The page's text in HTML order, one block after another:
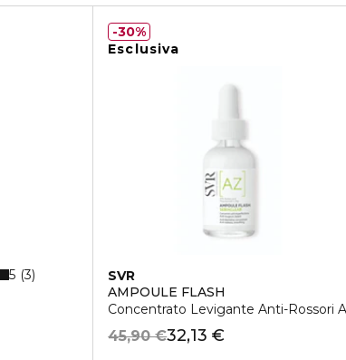
5 3
Esclusiva
SVR
AMPOULE FLASH
Concentrato Levigante Anti-Rossori
32,13 €
45,90 €
30%